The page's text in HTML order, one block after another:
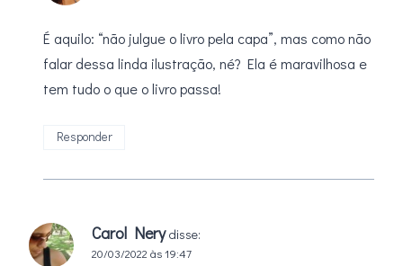
É aquilo: “não julgue o livro pela capa”, mas como não
falar dessa linda ilustração, né? Ela é maravilhosa e
tem tudo o que o livro passa!
Responder
Carol Nery disse:
20/03/2022 às 19:47